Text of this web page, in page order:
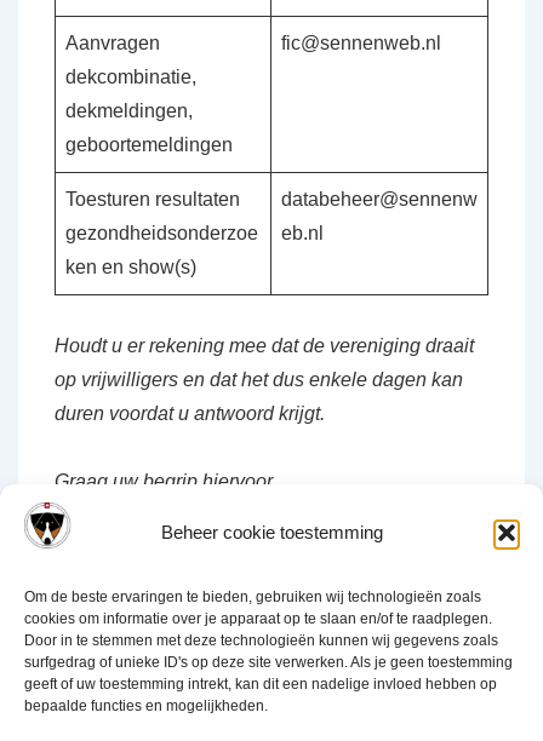
Beheer cookie toestemming
Om de beste ervaringen te bieden, gebruiken wij technologieën zoals
cookies om informatie over je apparaat op te slaan en/of te raadplegen.
Door in te stemmen met deze technologieën kunnen wij gegevens zoals
surfgedrag of unieke ID's op deze site verwerken. Als je geen toestemming
geeft of uw toestemming intrekt, kan dit een nadelige invloed hebben op
bepaalde functies en mogelijkheden.
Aanvragen
dekcombinatie,
dekmeldingen,
geboortemeldingen
fic@sennenweb.nl
Toesturen resultaten
gezondheidsonderzoe
ken en show(s)
databeheer@sennenw
eb.nl
Houdt u er rekening mee dat de vereniging draait
op vrijwilligers en dat het dus enkele dagen kan
duren voordat u antwoord krijgt.
Graag uw begrip hiervoor.
Disclaimer Privacy verklaring Cookiebeleid (EU) Links